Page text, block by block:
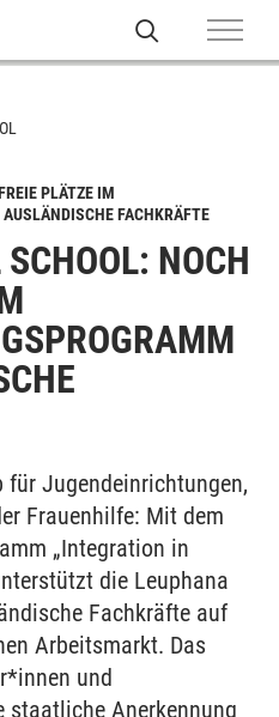
PLÄTZE IM
FACHKRÄFTE
NOCH
für Jugendeinrichtungen,
Frauenhilfe: Mit dem
„Integration in
die Leuphana
Fachkräfte auf
Arbeitsmarkt. Das
und
staatliche Anerkennung